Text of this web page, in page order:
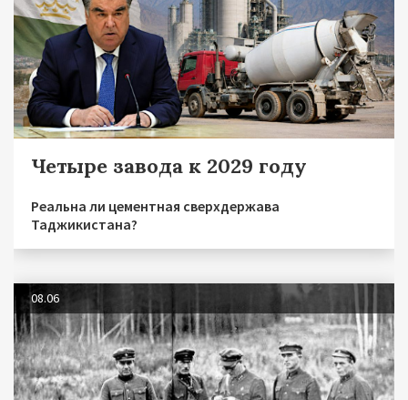
Четыре завода к 2029 году
Реальна ли цементная сверхдержава
Таджикистана?
08.06